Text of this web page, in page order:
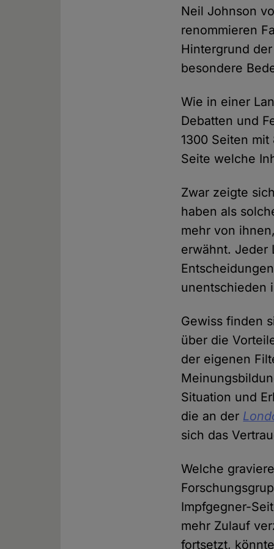
Neil Johnson
renommieren
Hintergrund
besondere
Wie in einer
Debatten und
1300 Seiten
Seite welche
Zwar zeigte
haben als
mehr von
erwähnt. Jeder
unentschieden
Gewiss finden
über die
der eigenen
Situation und
die an der
sich das
Welche
Impfgegner-
mehr Zulauf
fortsetzt,